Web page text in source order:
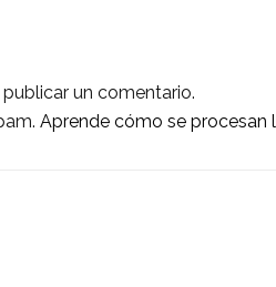
un comentario.
Aprende cómo se procesan